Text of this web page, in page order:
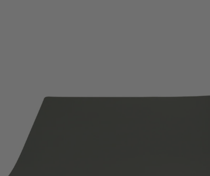
aan verlanglijstje